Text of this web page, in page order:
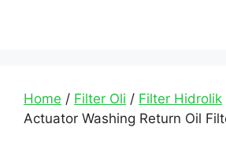
Home / Filter Oli / Filter Hidrolik
Actuator Washing Return Oil